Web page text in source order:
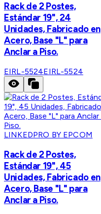
Rack de 2 Postes,
Estándar 19", 24
Unidades, Fabricado en
Acero, Base "L" para
Anclar a Piso.
EIRL-5524EIRL-5524
LINKEDPRO BY EPCOM
Rack de 2 Postes,
Estándar 19", 45
Unidades, Fabricado en
Acero, Base "L" para
Anclar a Piso.